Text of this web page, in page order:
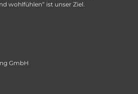
wohlfühlen“ ist unser Ziel.
GmbH